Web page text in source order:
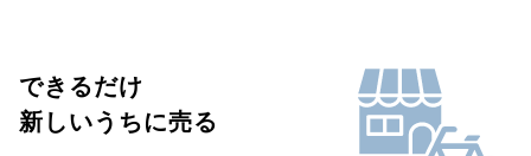
できるだけ
新しいうちに売る